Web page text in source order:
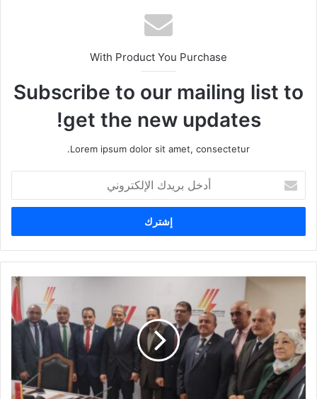
With Product You Purchase
Subscribe to our mailing list to
get the new updates!
Lorem ipsum dolor sit amet, consectetur.
خ
ب
ر
د
ا
ل
إ
ل
ك
ت